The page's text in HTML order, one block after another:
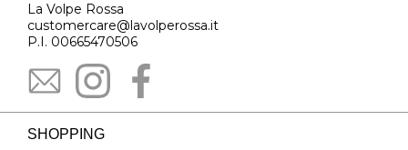
La Volpe Rossa
customercare@lavolperossa.it
P.I. 00665470506
SHOPPING